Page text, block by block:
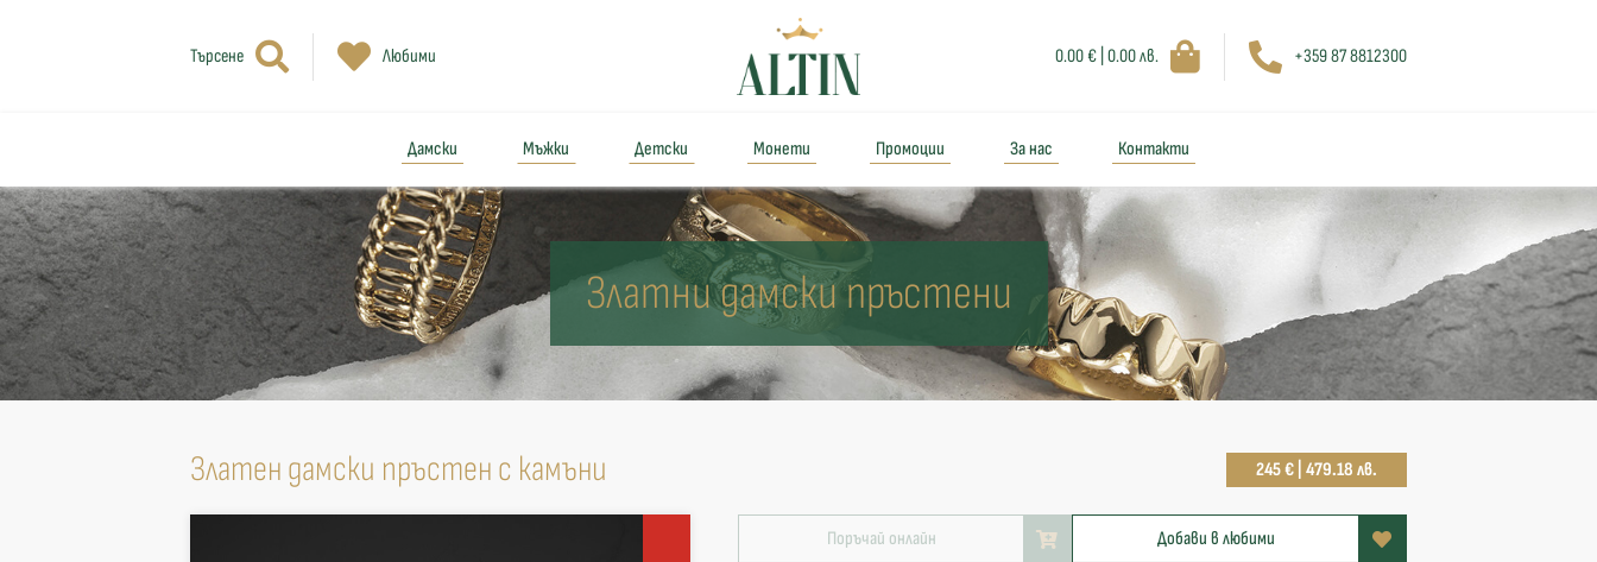
Търсене Любими 0.00 € | 0.00 лв. +359 87 8812300
Дамски Мъжки Детски Монети Промоции За нас Контакти
Златни дамски пръстени
Златен дамски пръстен с камъни 245 € | 479.18 лв.
Поръчай онлайн Добави в любими